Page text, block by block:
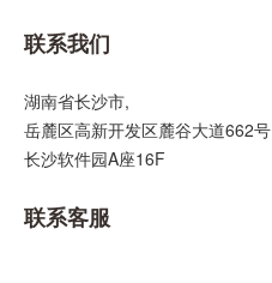
联系我们
湖南省长沙市,
岳麓区高新开发区麓谷大道662号
长沙软件园A座16F
联系客服